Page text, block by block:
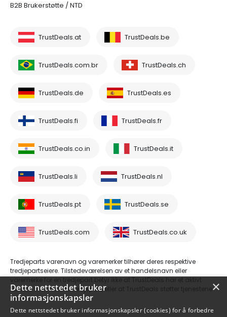
B2B Brukerstøtte / NTD
TrustDeals.at TrustDeals.be
TrustDeals.com.br TrustDeals.ch
TrustDeals.de TrustDeals.es
TrustDeals.fi TrustDeals.fr
TrustDeals.co.in TrustDeals.it
TrustDeals.li TrustDeals.nl
TrustDeals.pt TrustDeals.se
TrustDeals.com TrustDeals.co.uk
Tredjeparts varenavn og varemerker tilhører deres respektive
tredjepartseiere. Tilstedeværelsen av et handelsnavn eller
forhold til en nevnte tredjepart, eller at TrustDeals støtter tjenestene
deres.
×
Dette nettstedet bruker
informasjonskapsler
Dette nettstedet bruker informasjonskapsler (cookies) for å forbedre